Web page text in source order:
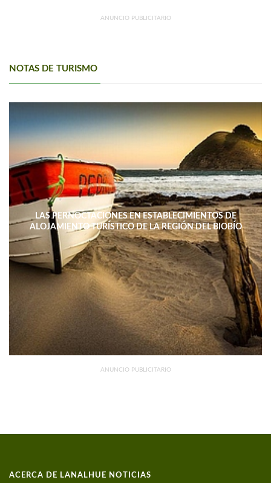
ANUNCIO PUBLICITARIO
NOTAS DE TURISMO
LAS PERNOCTACIONES EN ESTABLECIMIENTOS DE
ALOJAMIENTO TURÍSTICO DE LA REGIÓN DEL BIOBÍO
DISMINUYERON 15,4% INTERANUAL
ANUNCIO PUBLICITARIO
ACERCA DE LANALHUE NOTICIAS